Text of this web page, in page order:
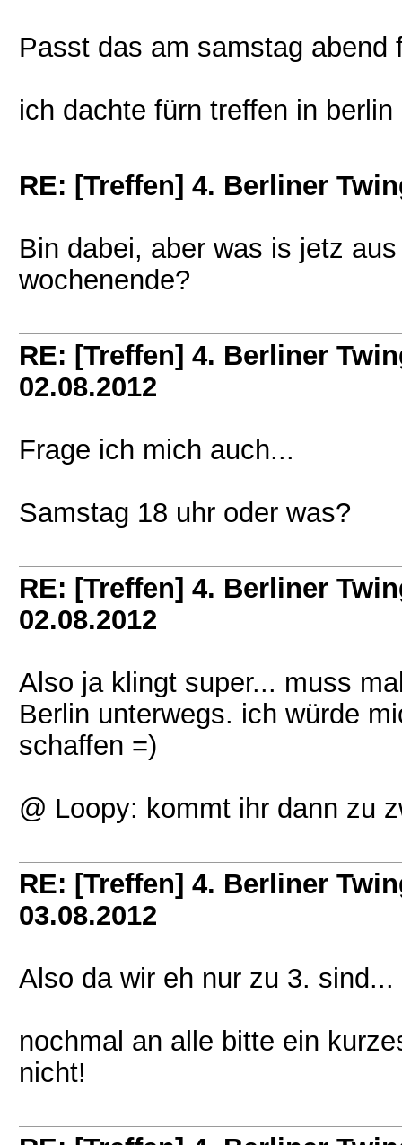
Passt das am samstag
ich dachte fürn treffen in
RE: [Treffen] 4. Berliner
Bin dabei, aber was is jetz
wochenende?
RE: [Treffen] 4. Berliner
02.08.2012
Frage ich mich auch...
Samstag 18 uhr oder was?
RE: [Treffen] 4. Berliner
02.08.2012
Also ja klingt super... muss
Berlin unterwegs. ich würde
schaffen =)
@ Loopy: kommt ihr dann zu
RE: [Treffen] 4. Berliner
03.08.2012
Also da wir eh nur zu 3. sind...
nochmal an alle bitte ein
nicht!